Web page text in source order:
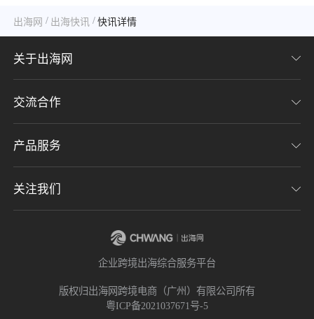
出海网 / 出海快讯 / 快讯详情
关于出海网
关于我们
加入我们
隐私协议
交流合作
联系我们
意见反馈
产品服务
CHWE全球跨境电商展
关注我们
企业跨境出海综合服务平台
版权归出海网跨境电商（广州）有限公司所有
粤ICP备2021037671号-5